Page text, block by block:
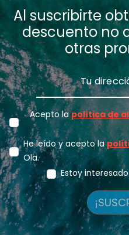
Al suscribirte
descuento no
otras
Acepto lapolítica de
He leído y acepto la
Ola.
Estoy